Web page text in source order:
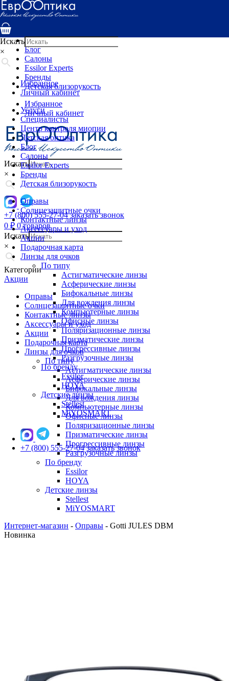
Услуги
Специалисты
Детская оптика
Блог
Салоны
Essilor Experts
Бренды
Детская близорукость
Избранное
Личный кабинет
Искать
×
+7 (800) 555-27-04 заказать звонок
0 ₽ 0 товаров
Искать
×
Категории
Акции
Оправы
Солнцезащитные очки
Контактные линзы
Аксессуары и уход
Акции
Подарочная карта
Линзы для очков
По типу
Астигматические линзы
Асферические линзы
Бифокальные линзы
Для вождения линзы
Компьютерные линзы
Офисные линзы
Поляризационные линзы
Призматические линзы
Прогрессивные линзы
Разгрузочные линзы
По бренду
Essilor
HOYA
Детские линзы
Stellest
MiYOSMART
Искать
×
Избранное
Личный кабинет
Услуги
Специалисты
Центр контроля миопии
Детская оптика
Блог
Салоны
Essilor Experts
Бренды
Детская близорукость
Оправы
Солнцезащитные очки
Контактные линзы
Аксессуары и уход
Акции
Подарочная карта
Линзы для очков
По типу
Астигматические линзы
Асферические линзы
Бифокальные линзы
Для вождения линзы
Компьютерные линзы
Офисные линзы
Поляризационные линзы
Призматические линзы
Прогрессивные линзы
Разгрузочные линзы
По бренду
Essilor
HOYA
Детские линзы
Stellest
MiYOSMART
+7 (800) 555-27-04 заказать звонок
Интернет-магазин - Оправы - Gotti JULES DBM
Новинка